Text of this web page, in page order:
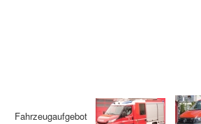
Fahrzeugaufgebot